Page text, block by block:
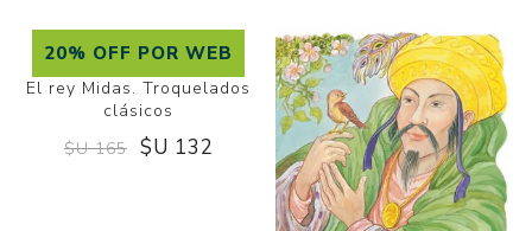
20% OFF POR WEB
El rey Midas. Troquelados
clásicos
$U 165 $U 132